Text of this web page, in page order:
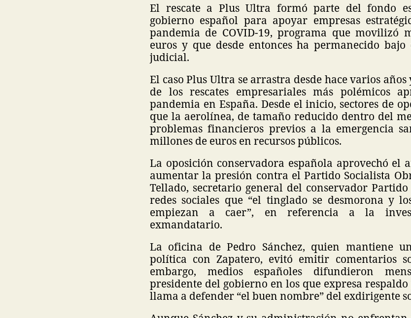
El rescate a Plus Ultra formó parte del fondo
gobierno español para apoyar empresas
pandemia de COVID-19, programa que movilizó
euros y que desde entonces ha permanecido
judicial.
El caso Plus Ultra se arrastra desde hace varios
de los rescates empresariales más polémicos
pandemia en España. Desde el inicio, sectores de
que la aerolínea, de tamaño reducido dentro del
problemas financieros previos a la emergencia
millones de euros en recursos públicos.
La oposición conservadora española aprovechó el
aumentar la presión contra el Partido Socialista
Tellado, secretario general del conservador
redes sociales que “el tinglado se desmorona y
empiezan a caer”, en referencia a la
exmandatario.
La oficina de Pedro Sánchez, quien mantiene
política con Zapatero, evitó emitir comentarios
embargo, medios españoles difundieron
presidente del gobierno en los que expresa
llama a defender “el buen nombre” del exdirigente